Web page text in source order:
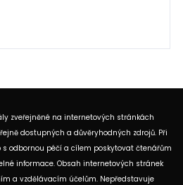
zveřejněné na internetových stránkách
dostupných a důvěryhodných zdrojů. Při
odbornou péčí a cílem poskytovat čtenářům
informace. Obsah internetových stránek
a vzdělávacím účelům. Nepředstavuje